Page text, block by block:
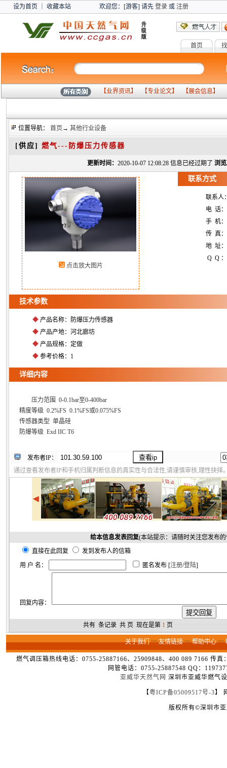
设为首页 收藏本站 欢迎您：[游客] 请先 登录或 注册
首页
燃气设备
【业界资讯】 【专业论文】 【展会信息】
位置导航： 首页 → 其他行业设备
[供应] 燃气---防爆压力传感器
更新时间： 2020-10-07 12:08:28 信息已经过期了 浏
点击放大图片
联系方式
联系人
电 话：
手 机：
传 真
地 址：
Q Q ：
技术参数
◆ 产品名称：防爆压力传感器
◆ 产品产地：河北廊坊
◆ 产品规格：定做
◆ 参考价格：1
详细内容
压力范围 0-0.1bar至0-400bar
精度等级 0.2%FS 0.1%FS或0.075%FS
传感器类型 单晶硅
防爆等级 Exd IIC T6
发布者IP：
通过查看发布者IP和手机归属判断信息的真实性与合法性,请谨慎审核,理性抉择
给本信息发表回复(本站提示：请随时关注您发布
直接在此回复
发到发布人的信箱
用 户 名：
匿名发布 [注册/登陆]
回复内容：
共有 条记录 共 页 现在是第 1 页
关于我们┈友情链接┈帮助中心┈
燃气调压箱热线电话：0755-25887166、25909848、400 089 7166 传
网管电话：0755-25887548 QQ：
亚威华天然气网 深圳市亚威华燃气
【粤ICP备05009517号-3】
版权所有©深圳市